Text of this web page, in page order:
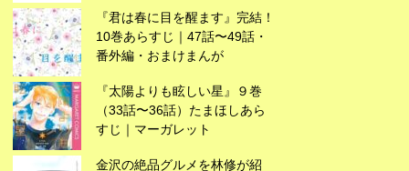
広告
『君は春に目を醒ます』完結！
10巻あらすじ｜47話〜49話・
番外編・おまけまんが
『太陽よりも眩しい星』９巻
（33話〜36話）たまほしあら
すじ｜マーガレット
金沢の絶品グルメを林修が紹